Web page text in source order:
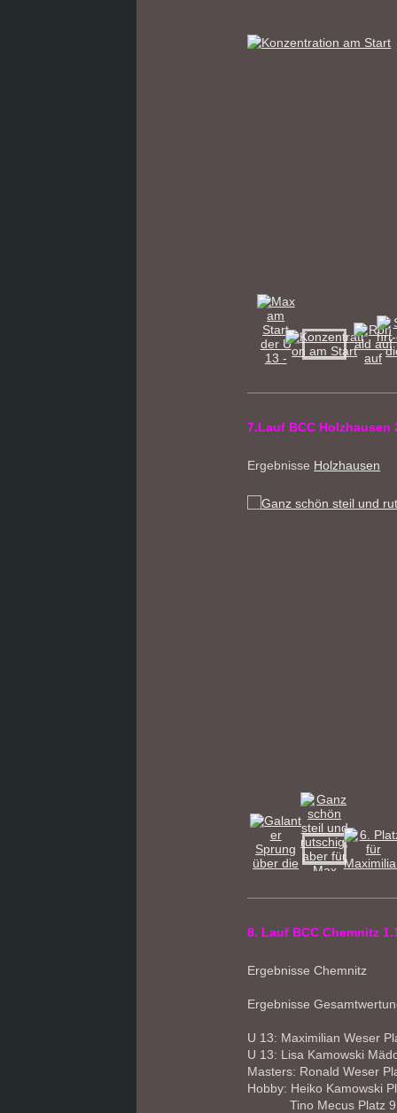
7.Lauf BCC Holzhausen
Ergebnisse Holzhausen
8. Lauf BCC Chemnitz
Ergebnisse Chemnitz
Ergebnisse
U 13: Maximilian Weser
U 13: Lisa Kamowski
Masters: Ronald Weser
Hobby: Heiko Kamowski
Tino Mecus Platz 9